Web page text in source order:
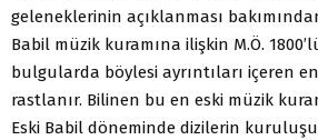
geleneklerinin açıklanması
Babil müzik kuramına ilişkin M.Ö.
bulgularda böylesi ayrıntıları içeren
rastlanır. Bilinen bu en eski müzik
Eski Babil döneminde dizilerin